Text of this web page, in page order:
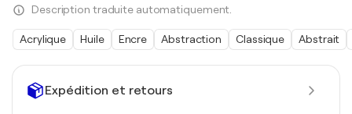
Expédition et retours
Description traduite automatiquement.
Acrylique Huile Encre Abstraction Classique Abstrait